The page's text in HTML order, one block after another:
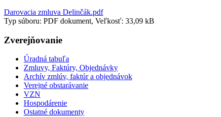
Darovacia zmluva Delinčák.pdf
Typ súboru: PDF dokument, Veľkosť: 33,09 kB
Zverejňovanie
Úradná tabuľa
Zmluvy, Faktúry, Objednávky
Archív zmlúv, faktúr a objednávok
Verejné obstarávanie
VZN
Hospodárenie
Ostatné dokumenty